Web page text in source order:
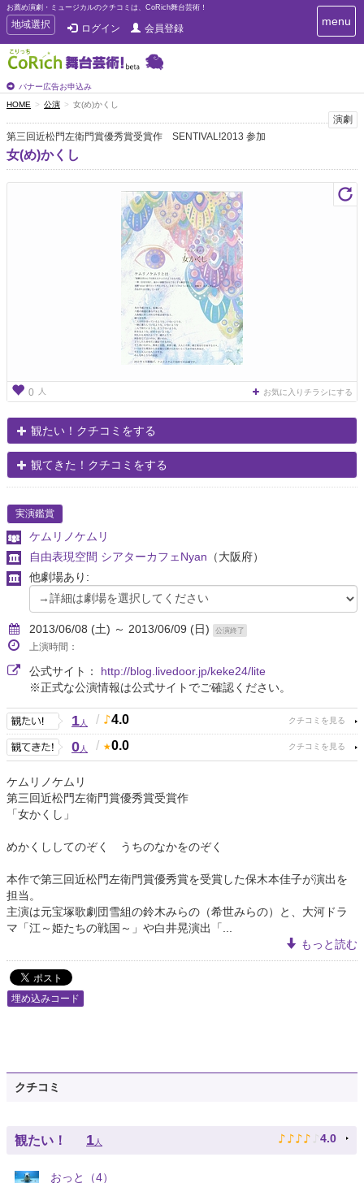
お薦め演劇・ミュージカルのクチコミは、CoRich舞台芸術！
T
o
g
g
e
n
a
v
i
g
地域選択 ログイン 会員登録
バナー広告お申込み
T
o
i
g
menu
HOME 公演 女(め)かくし
演劇
第三回近松門左衛門賞優秀賞受賞作 SENTIVAL!2013 参加
女(め)かくし
0 人 お気に入りチラシにする
観たい！クチコミをする
観てきた！クチコミをする
実演鑑賞
ケムリノケムリ
自由表現空間 シアターカフェNyan （大阪府）
他劇場あり:
2013/06/08 (土) ～ 2013/06/09 (日) 公演終了
上演時間：
公式サイト： http://blog.livedoor.jp/keke24/lite
※正式な公演情報は公式サイトでご確認ください。
1人 / 4.0
0人 / 0.0
ケムリノケムリ
第三回近松門左衛門賞優秀賞受賞作
「女かくし」
めかくししてのぞく うちのなかをのぞく
本作で第三回近松門左衛門賞優秀賞を受賞した保木本佳子が演出を
担当。
主演は元宝塚歌劇団雪組の鈴木みらの（希世みらの）と、大河ドラ
マ「江～姫たちの戦国～」や白井晃演出「...
もっと読む
埋め込みコード
クチコミ
観たい！ 1人 ♪ ♪ ♪ ♪ ♪ 4.0
おっと（4）